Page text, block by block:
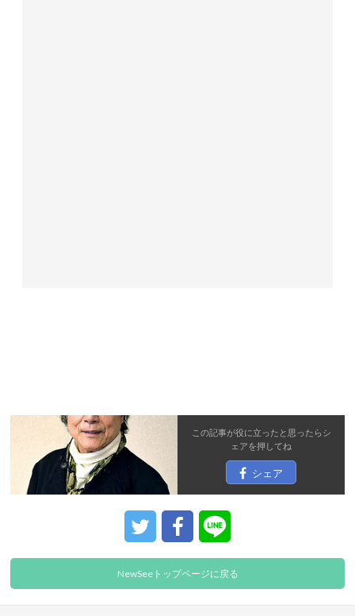
この記事が役に立ったと思ったらシ
ェアを押してね
シェア
NewSeeトップページに戻る